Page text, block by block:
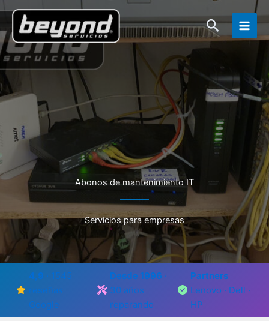
contenido
Buscar
Abonos de mantenimiento IT
Servicios para empresas
4,9 · 1545
reseñas
Google
Desde 1996 ·
30 años
reparando
Partners
Lenovo · Dell ·
HP